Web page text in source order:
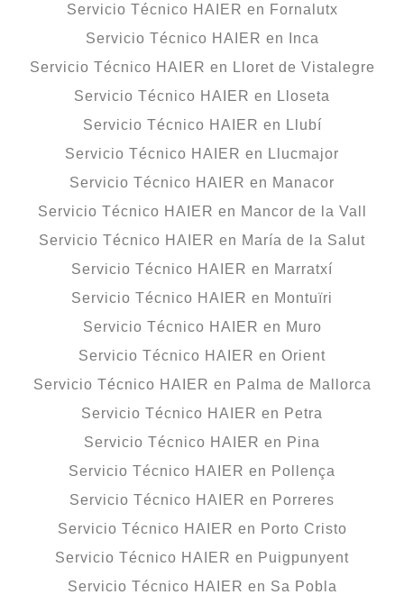
Servicio Técnico HAIER en Fornalutx
Servicio Técnico HAIER en Inca
Servicio Técnico HAIER en Lloret de Vistalegre
Servicio Técnico HAIER en Lloseta
Servicio Técnico HAIER en Llubí
Servicio Técnico HAIER en Llucmajor
Servicio Técnico HAIER en Manacor
Servicio Técnico HAIER en Mancor de la Vall
Servicio Técnico HAIER en María de la Salut
Servicio Técnico HAIER en Marratxí
Servicio Técnico HAIER en Montuïri
Servicio Técnico HAIER en Muro
Servicio Técnico HAIER en Orient
Servicio Técnico HAIER en Palma de Mallorca
Servicio Técnico HAIER en Petra
Servicio Técnico HAIER en Pina
Servicio Técnico HAIER en Pollença
Servicio Técnico HAIER en Porreres
Servicio Técnico HAIER en Porto Cristo
Servicio Técnico HAIER en Puigpunyent
Servicio Técnico HAIER en Sa Pobla